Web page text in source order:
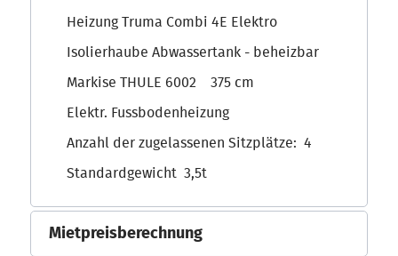
Heizung Truma Combi 4E Elektro
Isolierhaube Abwassertank - beheizbar
Markise THULE 6002 375 cm
Elektr. Fussbodenheizung
Anzahl der zugelassenen Sitzplätze: 4
Standardgewicht 3,5t
Mietpreisberechnung